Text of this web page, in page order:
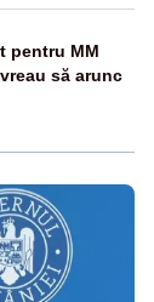
pentru MM
să arunc